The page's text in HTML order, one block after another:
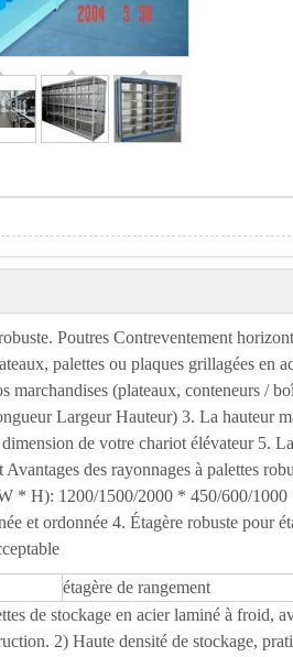
Poutres Contreventement
palettes ou plaques grillagées en
marchandises (plateaux, conteneurs /
Largeur Hauteur) 3. La hauteur
de votre chariot élévateur 5.
des rayonnages à palettes
* H): 1200/1500/2000 * 450/600/
et ordonnée 4. Étagère robuste pour
étagère de rangement
de stockage en acier laminé à froid,
2) Haute densité de stockage,